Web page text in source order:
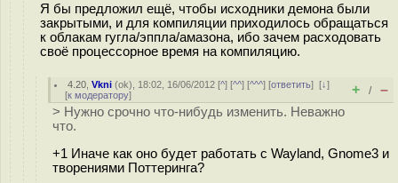
Я бы предложил ещё, чтобы исходники демона были
закрытыми, и для компиляции приходилось обращаться
к облакам гугла/эппла/амазона, ибо зачем расходовать
своё процессорное время на компиляцию.
4.20 ,Vkni (ok), 18:02, 16/06/2012 [^] [^^] [^^^] [ответить][↓]
[к модератору] + / –
> Нужно срочно что-нибудь изменить. Неважно
что.
+1 Иначе как оно будет работать с Wayland, Gnome3 и
творениями Поттеринга?